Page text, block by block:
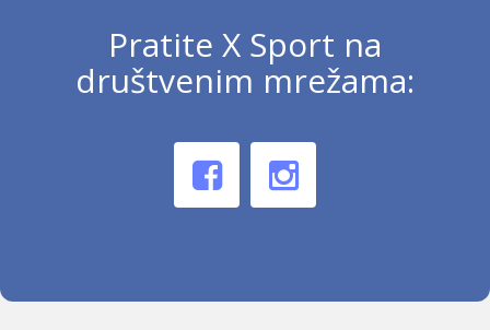
Pratite X Sport na
društvenim mrežama: